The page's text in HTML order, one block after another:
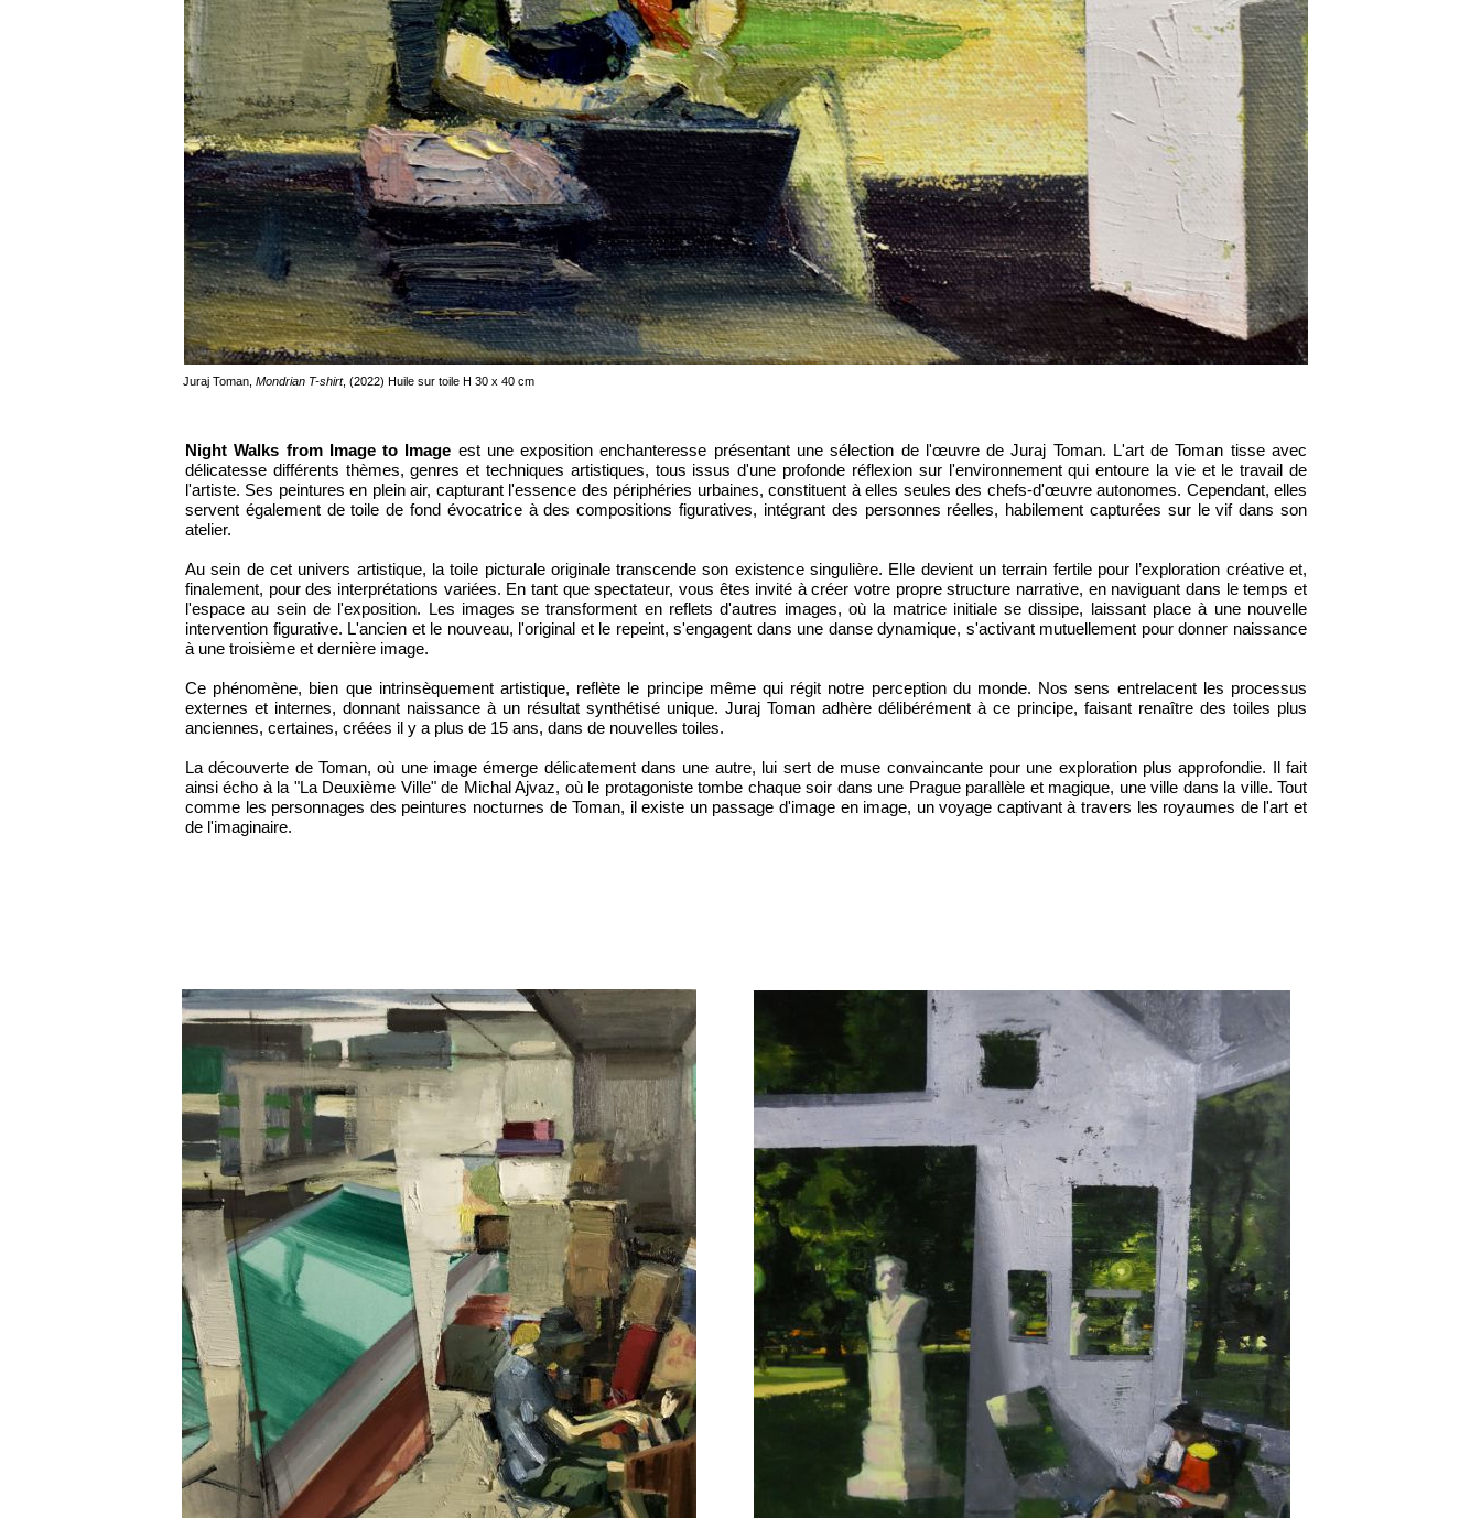
Juraj Toman, Mondrian T-shirt, (2022) Huile sur toile H 30 x 40 cm
Night Walks from Image to Image est une exposition enchanteresse présentant une sélection de l'œuvre de Juraj Toman. L'art de Toman tisse avec
délicatesse différents thèmes, genres et techniques artistiques, tous issus d'une profonde réflexion sur l'environnement qui entoure la vie et le travail de
l'artiste. Ses peintures en plein air, capturant l'essence des périphéries urbaines, constituent à elles seules des chefs-d'œuvre autonomes. Cependant, elles
servent également de toile de fond évocatrice à des compositions figuratives, intégrant des personnes réelles, habilement capturées sur le vif dans son
atelier.
Au sein de cet univers artistique, la toile picturale originale transcende son existence singulière. Elle devient un terrain fertile pour l’exploration créative et,
finalement, pour des interprétations variées. En tant que spectateur, vous êtes invité à créer votre propre structure narrative, en naviguant dans le temps et
l'espace au sein de l'exposition. Les images se transforment en reflets d'autres images, où la matrice initiale se dissipe, laissant place à une nouvelle
intervention figurative. L'ancien et le nouveau, l'original et le repeint, s'engagent dans une danse dynamique, s'activant mutuellement pour donner naissance
à une troisième et dernière image.
Ce phénomène, bien que intrinsèquement artistique, reflète le principe même qui régit notre perception du monde. Nos sens entrelacent les processus
externes et internes, donnant naissance à un résultat synthétisé unique. Juraj Toman adhère délibérément à ce principe, faisant renaître des toiles plus
anciennes, certaines, créées il y a plus de 15 ans, dans de nouvelles toiles.
La découverte de Toman, où une image émerge délicatement dans une autre, lui sert de muse convaincante pour une exploration plus approfondie. Il fait
ainsi écho à la "La Deuxième Ville" de Michal Ajvaz, où le protagoniste tombe chaque soir dans une Prague parallèle et magique, une ville dans la ville. Tout
comme les personnages des peintures nocturnes de Toman, il existe un passage d'image en image, un voyage captivant à travers les royaumes de l'art et
de l'imaginaire.